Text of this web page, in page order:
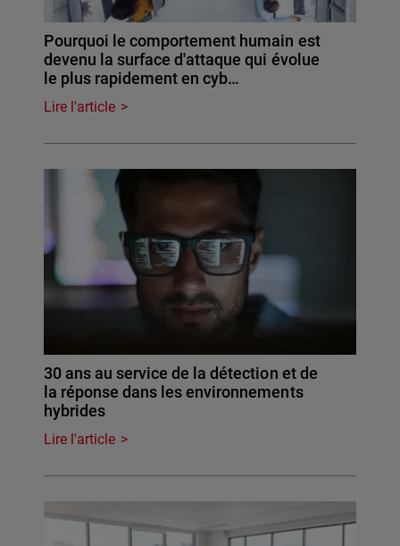
Pourquoi le comportement humain est
devenu la surface d'attaque qui évolue
le plus rapidement en cyb…
Lire l'article
30 ans au service de la détection et de
la réponse dans les environnements
hybrides
Lire l'article